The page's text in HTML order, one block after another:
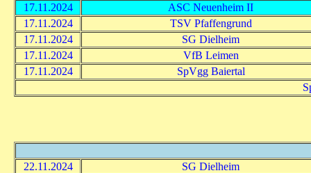
17.11.2024
ASC Neuenheim II
17.11.2024
TSV Pfaffengrund
17.11.2024
SG Dielheim
17.11.2024
VfB Leimen
17.11.2024
SpVgg Baiertal
22.11.2024
SG Dielheim